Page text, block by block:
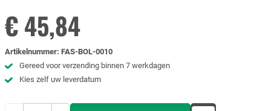
€ 45,84
Artikelnummer: FAS-BOL-0010
Gereed voor verzending binnen 7 werkdagen
Kies zelf uw leverdatum